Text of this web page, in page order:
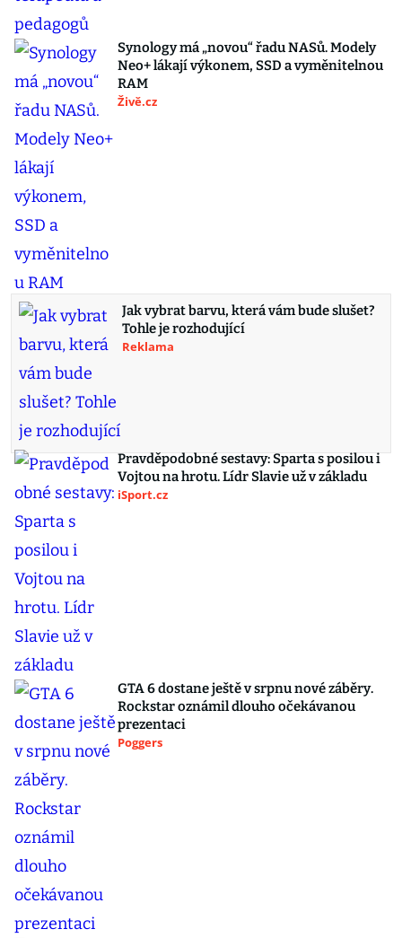
Synology má „novou“ řadu NASů. Modely
Neo+ lákají výkonem, SSD a vyměnitelnou
RAM
Živě.cz
Jak vybrat barvu, která vám bude slušet?
Tohle je rozhodující
Reklama
Pravděpodobné sestavy: Sparta s posilou i
Vojtou na hrotu. Lídr Slavie už v základu
iSport.cz
GTA 6 dostane ještě v srpnu nové záběry.
Rockstar oznámil dlouho očekávanou
prezentaci
Poggers